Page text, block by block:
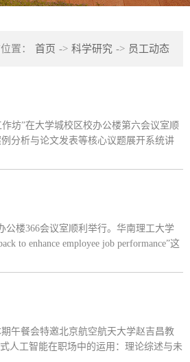
置： 首页 -> 科学研究 -> 员工动态
坊”在大学城校区校办公楼第六会议室顺
分析与论文发表等核心议题展开系统讲
公楼366会议室顺利举行。华南理工大学
to enhance employee job performance”这
午餐会特邀北京航空航天大学赵吉昌教
人工智能在职场中的运用：理论综述与未